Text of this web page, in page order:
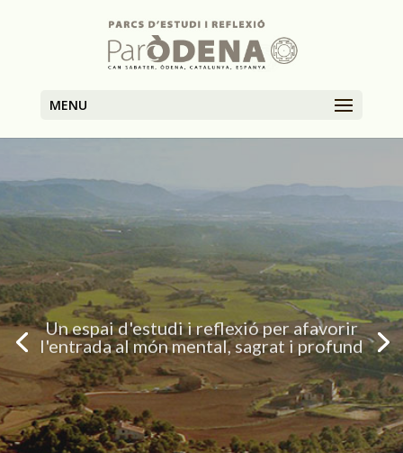
MENU
Un espai d'estudi i reflexió per afavorir
l'entrada al món mental, sagrat i profund